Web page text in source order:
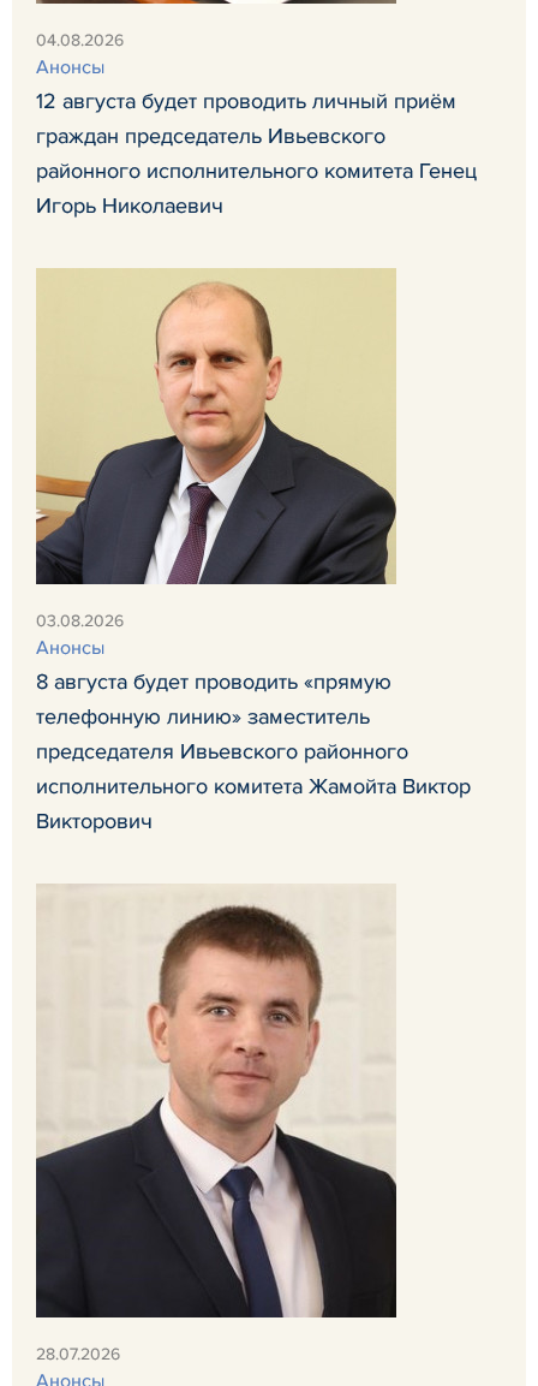
04.08.2026
Анонсы
12 августа будет проводить личный приём
граждан председатель Ивьевского
районного исполнительного комитета Генец
Игорь Николаевич
03.08.2026
Анонсы
8 августа будет проводить «прямую
телефонную линию» заместитель
председателя Ивьевского районного
исполнительного комитета Жамойта Виктор
Викторович
28.07.2026
Анонсы